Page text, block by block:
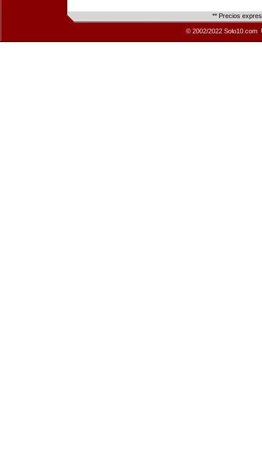
** Precios
© 2002/2022 Solo10.com